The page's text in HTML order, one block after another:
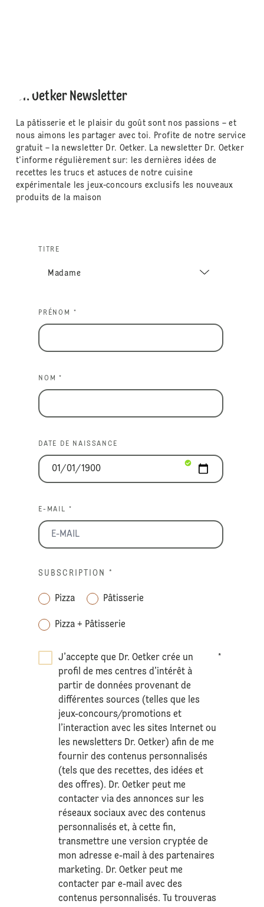
Dr. Oetker Newsletter
La pâtisserie et le plaisir du goût sont nos passions – et
nous aimons les partager avec toi. Profite de notre service
gratuit – la newsletter Dr. Oetker. La newsletter Dr. Oetker
t'informe régulièrement sur: les dernières idées de
recettes les trucs et astuces de notre cuisine
expérimentale les jeux-concours exclusifs les nouveaux
produits de la maison
TITRE
PRÉNOM *
NOM *
DATE DE NAISSANCE
E-MAIL *
SUBSCRIPTION *
Pizza Pâtisserie
Pizza + Pâtisserie
J’accepte que Dr. Oetker crée un
profil de mes centres d’intérêt à
partir de données provenant de
différentes sources (telles que les
jeux-concours/promotions et
l’interaction avec les sites Internet ou
les newsletters Dr. Oetker) afin de me
fournir des contenus personnalisés
(tels que des recettes, des idées et
des offres). Dr. Oetker peut me
contacter via des annonces sur les
réseaux sociaux avec des contenus
personnalisés et, à cette fin,
transmettre une version cryptée de
mon adresse e-mail à des partenaires
marketing. Dr. Oetker peut me
contacter par e-mail avec des
contenus personnalisés. Tu trouveras
*